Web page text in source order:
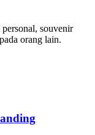
souvenir
orang lain.